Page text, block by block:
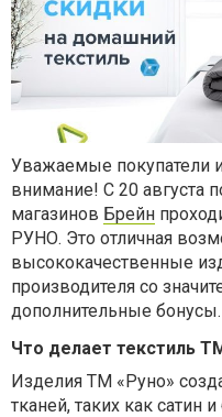
Уважаемые покупатели
внимание! С 20 августа
магазинов Брейн
РУНО. Это отличная
высококачественные
производителя со
дополнительные бонусы.
Что делает текстиль
Изделия ТМ «Руно»
тканей, таких как сатин